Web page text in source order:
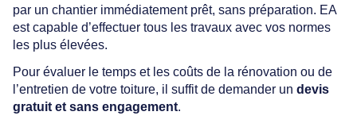
par un chantier immédiatement prêt, sans préparation. EA
est capable d’effectuer tous les travaux avec vos normes
les plus élevées.
Pour évaluer le temps et les coûts de la rénovation ou de
l’entretien de votre toiture, il suffit de demander un devis
gratuit et sans engagement.